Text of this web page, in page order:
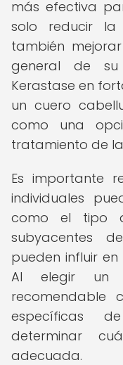
más efectiva
solo reducir
también
general de
Kerastase en
un cuero
como una
tratamiento de
Es importante
individuales
como el tipo
subyacentes
pueden influir
Al elegir un
recomendable
específicas
determinar
adecuada.